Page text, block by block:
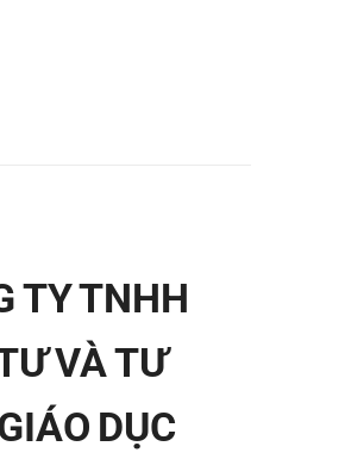
TY TNHH
VÀ TƯ
DỤC